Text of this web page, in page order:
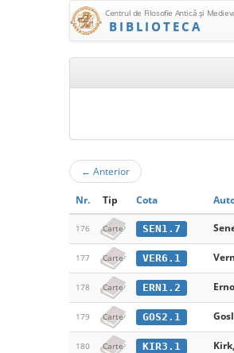
Centrul de Filosofie Antică şi
BIBLIOTECA
← Anterior
Nr. Tip Cota
176 Carte SEN1.7
177 Carte VER6.1
178 Carte ERN1.2
179 Carte GOS2.1
180 Carte KIR3.1